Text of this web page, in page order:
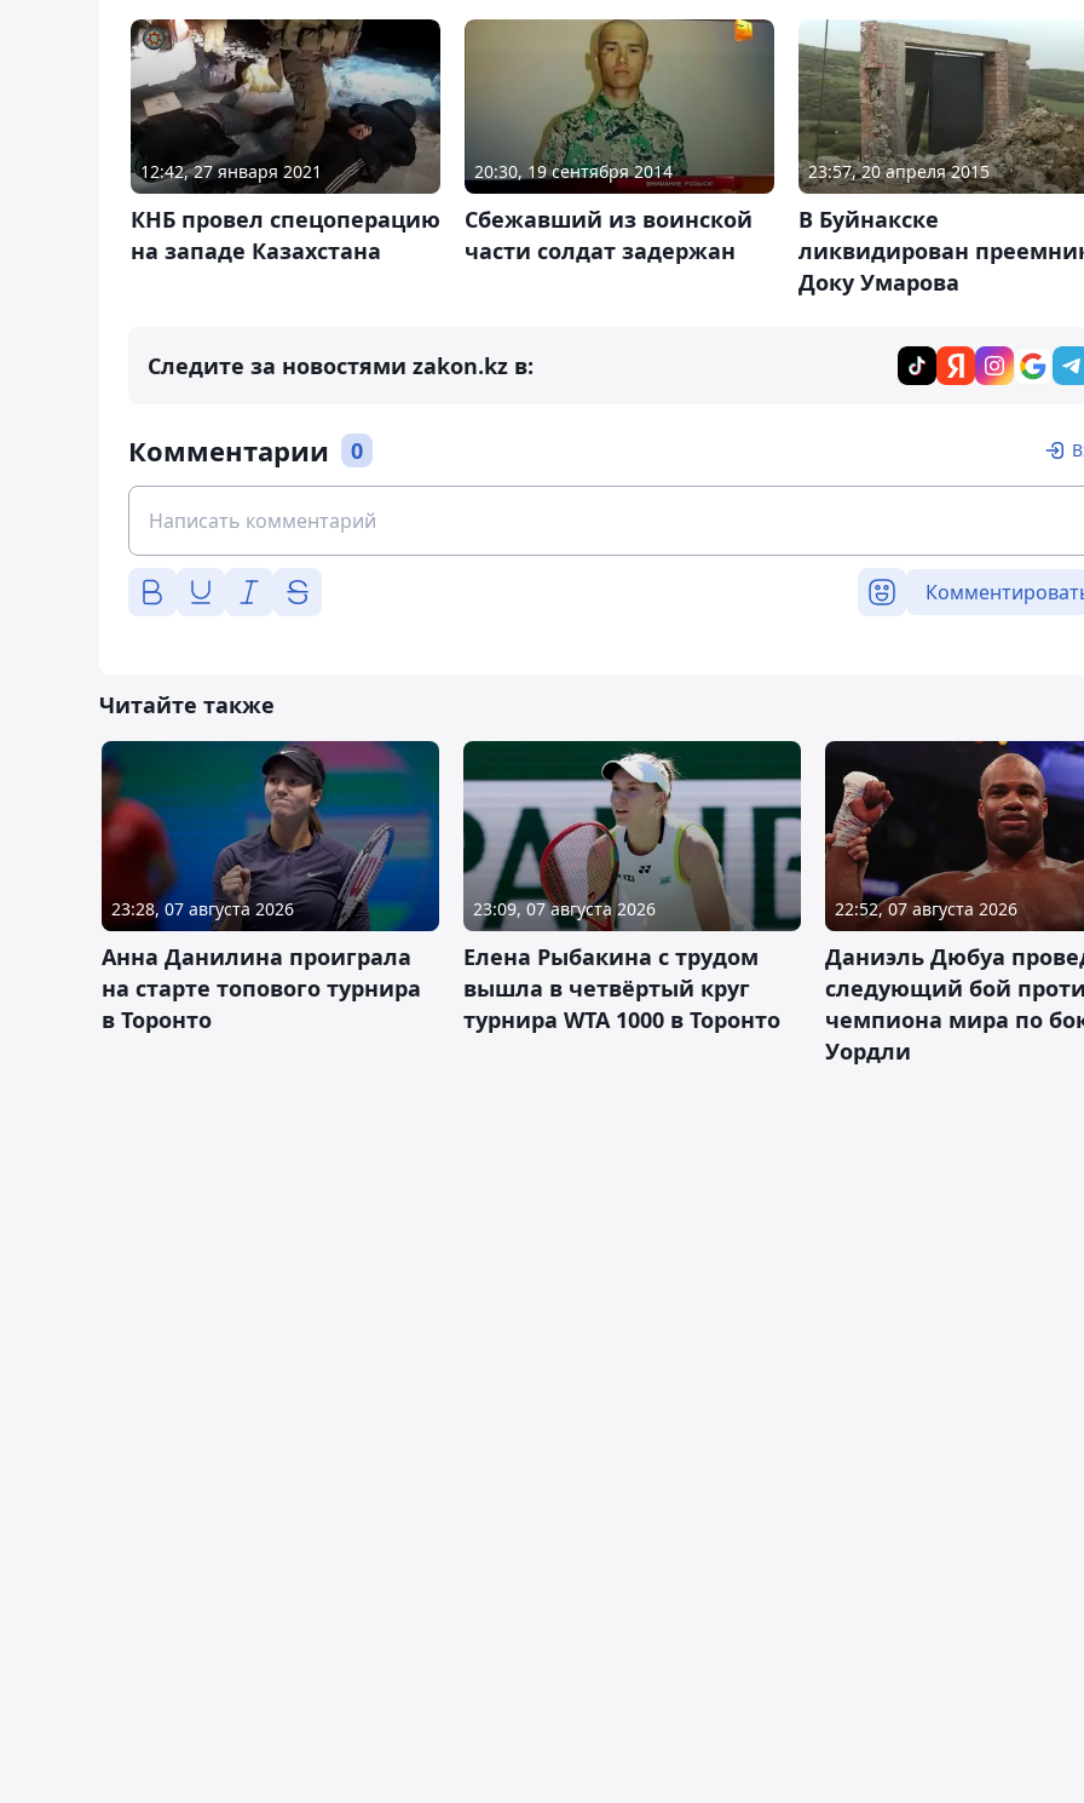
12:42, 27 января 2021
КНБ провел спецоперацию
на западе Казахстана
20:30, 19 сентября 2014
Сбежавший из воинской
части солдат задержан
23:57, 20 апреля 2015
В Буйнакске
ликвидирован
Доку Умарова
Следите за новостями zakon.kz в:
Комментарии 0
Читайте также
23:28, 07 августа 2026
Анна Данилина проиграла
на старте топового турнира
в Торонто
23:09, 07 августа 2026
Елена Рыбакина с трудом
вышла в четвёртый круг
турнира WTA 1000 в Торонто
22:52, 07 августа 2026
Даниэль Дюбуа
следующий бой
чемпиона мира по
Уордли